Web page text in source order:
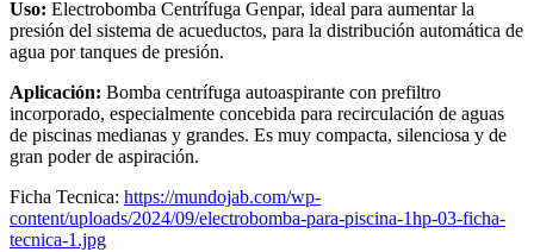
Uso: Electrobomba Centrífuga Genpar, ideal para aumentar la
presión del sistema de acueductos, para la distribución automática de
agua por tanques de presión.
Aplicación: Bomba centrífuga autoaspirante con prefiltro
incorporado, especialmente concebida para recirculación de aguas
de piscinas medianas y grandes. Es muy compacta, silenciosa y de
gran poder de aspiración.
Ficha Tecnica: https://mundojab.com/wp-
content/uploads/2024/09/electrobomba-para-piscina-1hp-03-ficha-
tecnica-1.jpg